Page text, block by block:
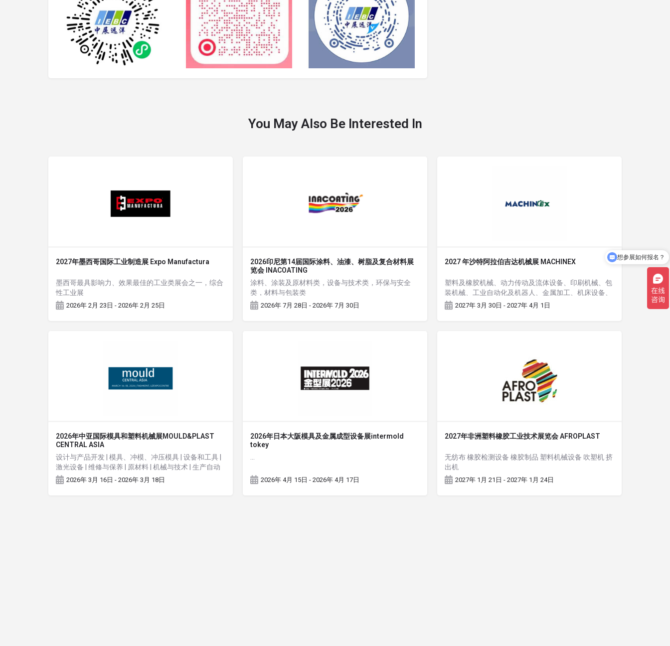
You May Also Be Interested In
2027年墨西哥国际工业制造展 Expo Manufactura
墨西哥最具影响力、效果最佳的工业类展会之一，综合
性工业展
2026年 2月 23日 - 2026年 2月 25日
2026印尼第14届国际涂料、油漆、树脂及复合材料展
览会 INACOATING
涂料、涂装及原材料类，设备与技术类，环保与安全
类，材料与包装类
2026年 7月 28日 - 2026年 7月 30日
2027 年沙特阿拉伯吉达机械展 MACHINEX
塑料及橡胶机械、动力传动及流体设备、印刷机械、包
装机械、工业自动化及机器人、金属加工、机床设备、
铝机械2027年 3月 30日 - 2027年 4月 1日
2026年中亚国际模具和塑料机械展MOULD&PLAST
CENTRAL ASIA
设计与产品开发 | 模具、冲模、冲压模具 | 设备和工具 |
激光设备 | 维修与保养 | 原材料 | 机械与技术 | 生产自动
化 | 塑料制品的合同制造 | 回收利用
2026年 3月 16日 - 2026年 3月 18日
2026年日本大阪模具及金属成型设备展intermold
tokey
2026年 4月 15日 - 2026年 4月 17日
2027年非洲塑料橡胶工业技术展览会 AFROPLAST
无纺布 橡胶检测设备 橡胶制品 塑料机械设备 吹塑机 挤
出机
2027年 1月 21日 - 2027年 1月 24日
想参展如何报名？